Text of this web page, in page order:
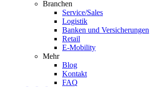
Branchen
Service/Sales
Logistik
Banken und Versicherungen
Retail
E-Mobility
Mehr
Blog
Kontakt
FAQ